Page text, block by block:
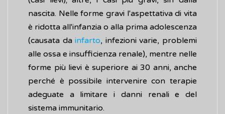
nascita. Nelle forme gravi l'aspettativa di vita
è ridotta all'infanzia o alla prima adolescenza
(causata dainfarto, infezioni varie, problemi
alle ossa e insufficienza renale), mentre nelle
forme più lievi è superiore ai 30 anni, anche
perché è possibile intervenire con terapie
adeguate a limitare i danni renali e del
sistema immunitario.